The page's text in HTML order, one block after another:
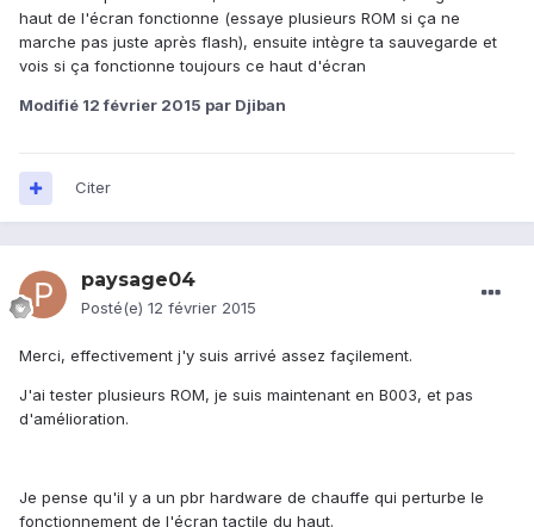
haut de l'écran fonctionne (essaye plusieurs ROM si ça ne
marche pas juste après flash), ensuite intègre ta sauvegarde et
vois si ça fonctionne toujours ce haut d'écran
Modifié 12 février 2015 par Djiban
Citer
paysage04
Posté(e) 12 février 2015
Merci, effectivement j'y suis arrivé assez façilement.
J'ai tester plusieurs ROM, je suis maintenant en B003, et pas
d'amélioration.
Je pense qu'il y a un pbr hardware de chauffe qui perturbe le
fonctionnement de l'écran tactile du haut.